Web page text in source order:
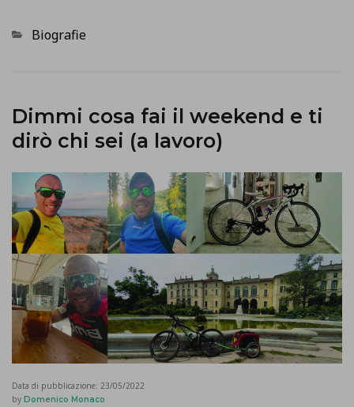
Categorie
Biografie
Dimmi cosa fai il weekend e ti
dirò chi sei (a lavoro)
Data di pubblicazione: 23/05/2022
by Domenico Monaco